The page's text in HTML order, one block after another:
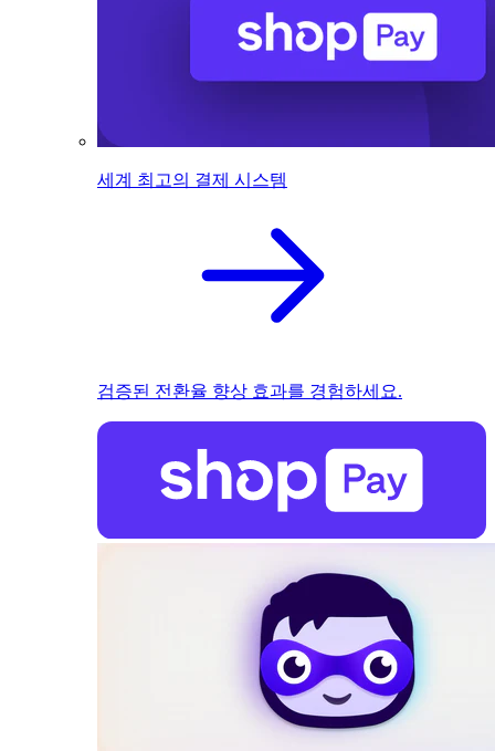
세계 최고의 결제 시스템
검증된 전환율 향상 효과를 경험하세요.